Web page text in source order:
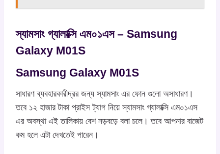
স্যামসাং গ্যালাক্সি এম০১এস – Samsung
Galaxy M01S
Samsung Galaxy M01S
সাধারণ ব্যবহারকারীদ্রর জন্য স্যামসাং এর ফোন গুলো অসাধারণ।
তবে ১২ হাজার টাকা প্রাইস ট্যাগ নিয়ে স্যামসাং গ্যালাক্সি এম০১এস
এর অবস্থা এই তালিকায় বেশ নড়বড়ে বলা চলে। তবে আপনার বাজেট
কম হলে এটা দেখতেই পারেন।